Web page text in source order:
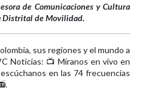
de Comunicaciones y Cultura
Distrital de Movilidad.
sus regiones y el mundo a
Noticias: 📺 Míranos en vivo en
en las 74 frecuencias